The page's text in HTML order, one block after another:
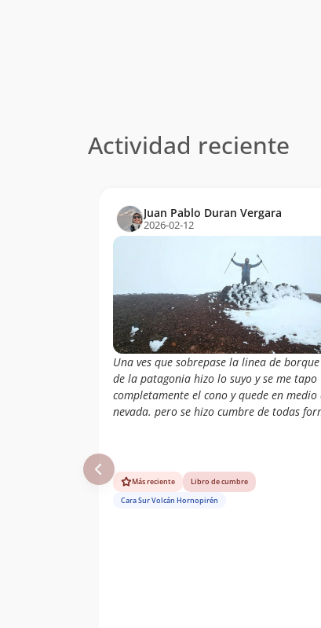
Actividad reciente
Juan Pablo Duran Vergara
2026-02-12
Una ves que sobrepase la linea de
de la patagonia hizo lo suyo y se me tapo
completamente el cono y quede en medio
nevada. pero se hizo cumbre de todas
Más reciente
Libro de cumbre
Cara Sur Volcán Hornopirén